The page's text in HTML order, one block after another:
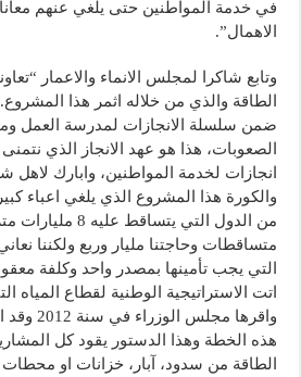
في خدمة المواطنين حتى يلغي عنهم
الاهمال”.
وتابع شاكرا لمجلس الانماء والاعمار
الطاقة والذي من خلاله اثمر هذا
ضمن سلسلة الانجازات لمدرسة العمل
الصعوبات، هذا هو عهد الانجاز الذي
انجازات لخدمة المواطنين، وابارك لاهل
والكورة هذا المشروع الذي يلغي اعباء
من الدول التي
متساقطات وحاجتنا مليار وربع ولكننا
التي يجب تأمينها بمصدر واحد وكلفة
اتت الاستراتيجية الوطنية لقطاع المياه
واقرها
هذه الخطة وهذا الدستور يقود كل
الطاقة من سدود، آبار، خزانات او محطات